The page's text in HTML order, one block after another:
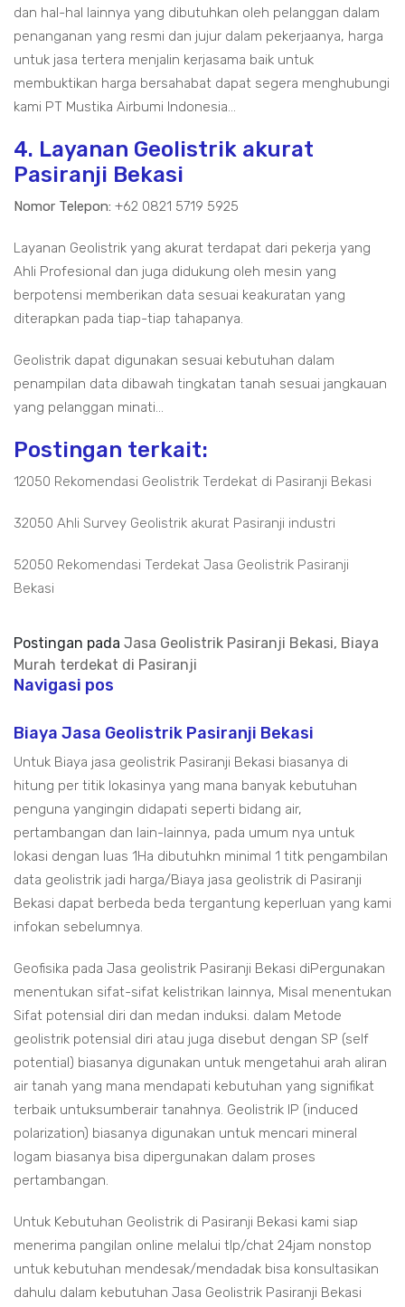
dan hal-hal lainnya yang dibutuhkan oleh pelanggan dalam
penanganan yang resmi dan jujur dalam pekerjaanya, harga
untuk jasa tertera menjalin kerjasama baik untuk
membuktikan harga bersahabat dapat segera menghubungi
kami PT Mustika Airbumi Indonesia...
4. Layanan Geolistrik akurat
Pasiranji Bekasi
Nomor Telepon: +62 0821 5719 5925
Layanan Geolistrik yang akurat terdapat dari pekerja yang
Ahli Profesional dan juga didukung oleh mesin yang
berpotensi memberikan data sesuai keakuratan yang
diterapkan pada tiap-tiap tahapanya.
Geolistrik dapat digunakan sesuai kebutuhan dalam
penampilan data dibawah tingkatan tanah sesuai jangkauan
yang pelanggan minati...
Postingan terkait:
12050 Rekomendasi Geolistrik Terdekat di Pasiranji Bekasi
32050 Ahli Survey Geolistrik akurat Pasiranji industri
52050 Rekomendasi Terdekat Jasa Geolistrik Pasiranji
Bekasi
Postingan pada Jasa Geolistrik Pasiranji Bekasi, Biaya
Murah terdekat di Pasiranji
Navigasi pos
Biaya Jasa Geolistrik Pasiranji Bekasi
Untuk Biaya jasa geolistrik Pasiranji Bekasi biasanya di
hitung per titik lokasinya yang mana banyak kebutuhan
penguna yangingin didapati seperti bidang air,
pertambangan dan lain-lainnya, pada umum nya untuk
lokasi dengan luas 1Ha dibutuhkn minimal 1 titk pengambilan
data geolistrik jadi harga/Biaya jasa geolistrik di Pasiranji
Bekasi dapat berbeda beda tergantung keperluan yang kami
infokan sebelumnya.
Geofisika pada Jasa geolistrik Pasiranji Bekasi diPergunakan
menentukan sifat-sifat kelistrikan lainnya, Misal menentukan
Sifat potensial diri dan medan induksi. dalam Metode
geolistrik potensial diri atau juga disebut dengan SP (self
potential) biasanya digunakan untuk mengetahui arah aliran
air tanah yang mana mendapati kebutuhan yang signifikat
terbaik untuksumberair tanahnya. Geolistrik IP (induced
polarization) biasanya digunakan untuk mencari mineral
logam biasanya bisa dipergunakan dalam proses
pertambangan.
Untuk Kebutuhan Geolistrik di Pasiranji Bekasi kami siap
menerima pangilan online melalui tlp/chat 24jam nonstop
untuk kebutuhan mendesak/mendadak bisa konsultasikan
dahulu dalam kebutuhan Jasa Geolistrik Pasiranji Bekasi